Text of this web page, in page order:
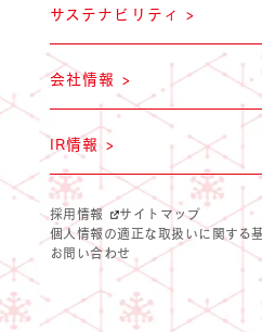
サステナビリティ >
会社情報 >
IR情報 >
採用情報
サイトマップ
個人情報の適正な取扱いに関する
お問い合わせ